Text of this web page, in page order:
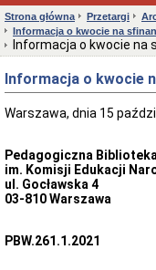
Skargi
i
wnioski
Deklaracja
dostępności
Raport
o
dostępności
Plan
na
rzecz
zapewniania
dostępności
Strona główna Przetargi
Informacja o kwocie na
Informacja o kwocie na
Informacja o kwocie
Warszawa, dnia 15
Pedagogiczna
im. Komisji Edukacji
ul. Gocławska 4
03-810 Warszawa
PBW.261.1.2021